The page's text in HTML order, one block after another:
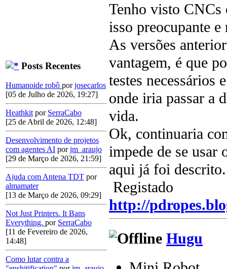
Posts Recentes
Humanoide robô porjosecarlos
[05 de Julho de 2026, 19:27]
Heathkit por SerraCabo
[25 de Abril de 2026, 12:48]
Desenvolvimento de projetos
com agentes AI porjm_araujo
[29 de Março de 2026, 21:59]
Ajuda com Antena TDT por
almamater
[13 de Março de 2026, 09:29]
Not Just Printers. It Bans
Everything. por SerraCabo
[11 de Fevereiro de 2026,
14:48]
Como lutar contra a
Tenho visto CNCs
isso preocupante
As versões
vantagem, é que
testes necessários
onde iria passar a
vida.
Ok, continuaria
impede de se usar
aqui já foi descrito.
Registado
http://
Hugu